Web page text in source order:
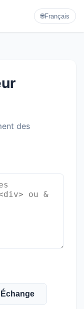
🌐Français
des
Échange